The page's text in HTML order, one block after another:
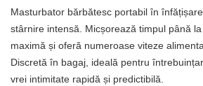
Masturbator bărbătesc portabil în
stârnire intensă. Micșorează timpul până
maximă și oferă numeroase viteze
Discretă în bagaj, ideală pentru
vrei intimitate rapidă și predictibilă.